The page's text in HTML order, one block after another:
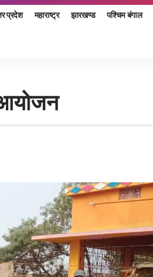
प्रदेश महाराष्ट्र झारखण्ड पश्चिम बंगाल